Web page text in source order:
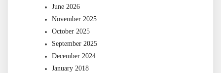
June 2026
November 2025
October 2025
September 2025
December 2024
January 2018